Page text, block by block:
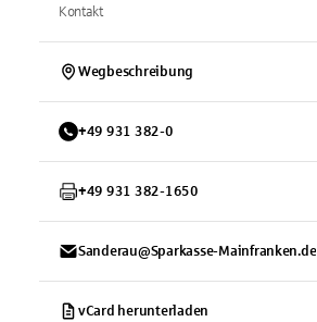
Kontakt
Wegbeschreibung
+49 931 382-0
+49 931 382-1650
Sanderau@Sparkasse-Mainfranken.de
vCard herunterladen